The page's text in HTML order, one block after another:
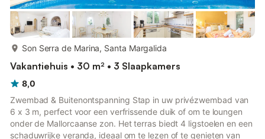
Son Serra de Marina, Santa Margalida
Vakantiehuis • 30 m² • 3 Slaapkamers
8,0
Zwembad & Buitenontspanning Stap in uw privézwembad van
6 x 3 m, perfect voor een verfrissende duik of om te loungen
onder de Mallorcaanse zon. Het terras biedt 4 ligstoelen en een
schaduwrijke veranda, ideaal om te lezen of te genieten van